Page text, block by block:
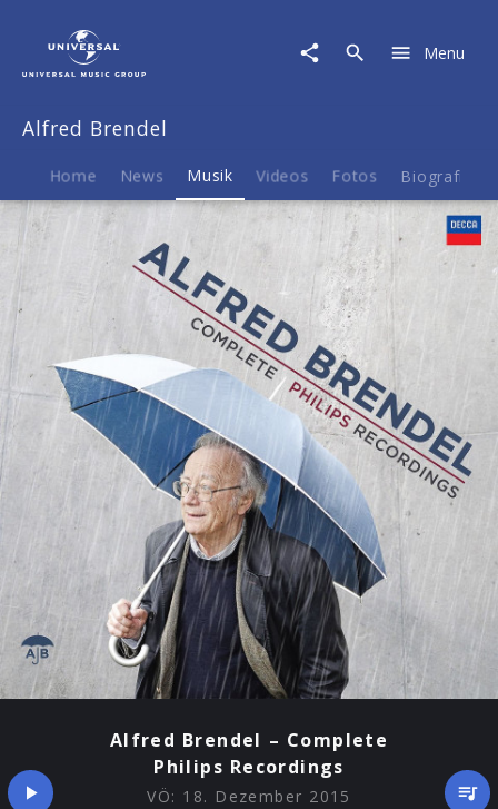
Musik
Alfred
Complete
Philips
Menu
Alfred Brendel
Home News Musik Videos Fotos Biografie
Alfred Brendel – Complete
Philips Recordings
VÖ: 18. Dezember 2015